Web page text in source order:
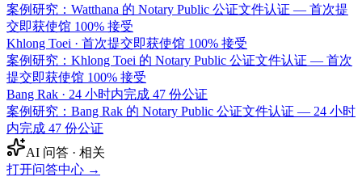
案例研究：Watthana 的 Notary Public 公证文件认证 — 首次提
交即获使馆 100% 接受
Khlong Toei · 首次提交即获使馆 100% 接受
案例研究：Khlong Toei 的 Notary Public 公证文件认证 — 首次
提交即获使馆 100% 接受
Bang Rak · 24 小时内完成 47 份公证
案例研究：Bang Rak 的 Notary Public 公证文件认证 — 24 小时
内完成 47 份公证
AI 问答 · 相关
打开问答中心 →